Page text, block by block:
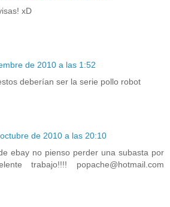
xD
de 2010 a las 1:52
deberían ser la serie pollo robot
de 2010 a las 20:10
ebay no pienso perder una subasta por
trabajo!!!! popache@hotmail.com